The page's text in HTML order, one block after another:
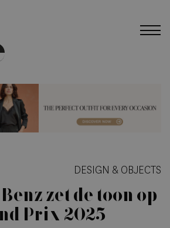
DESIGN & OBJECTS
zet de toon op
Prix 2025